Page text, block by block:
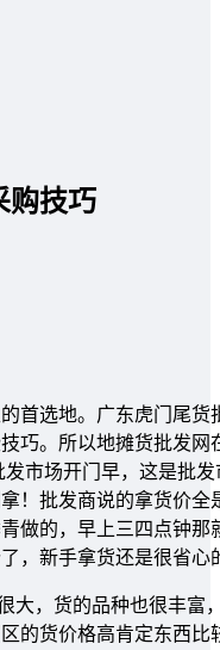
购技巧
首选地。广东虎门尾
巧。所以地摊货批发
市场开门早，这是批
！批发商说的拿货价
做的，早上三四点钟
，新手拿货还是很省
大，货的品种也很丰
的货价格高肯定东西